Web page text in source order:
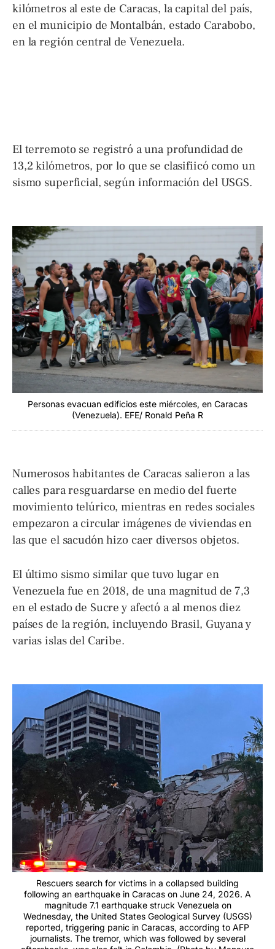
kilómetros al este de Caracas, la capital del país,
en el municipio de Montalbán, estado Carabobo,
en la región central de Venezuela.
El terremoto se registró a una profundidad de
13,2 kilómetros, por lo que se clasifiicó como un
sismo superficial, según información del USGS.
Personas evacuan edificios este miércoles, en Caracas
(Venezuela). EFE/ Ronald Peña R
Numerosos habitantes de Caracas salieron a las
calles para resguardarse en medio del fuerte
movimiento telúrico, mientras en redes sociales
empezaron a circular imágenes de viviendas en
las que el sacudón hizo caer diversos objetos.
El último sismo similar que tuvo lugar en
Venezuela fue en 2018, de una magnitud de 7,3
en el estado de Sucre y afectó a al menos diez
países de la región, incluyendo Brasil, Guyana y
varias islas del Caribe.
Rescuers search for victims in a collapsed building
following an earthquake in Caracas on June 24, 2026. A
magnitude 7.1 earthquake struck Venezuela on
Wednesday, the United States Geological Survey (USGS)
reported, triggering panic in Caracas, according to AFP
journalists. The tremor, which was followed by several